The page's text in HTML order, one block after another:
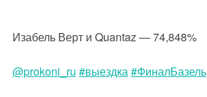
Изабель Верт и Quantaz — 74,848%
@prokoni_ru #выездка#ФиналБазель